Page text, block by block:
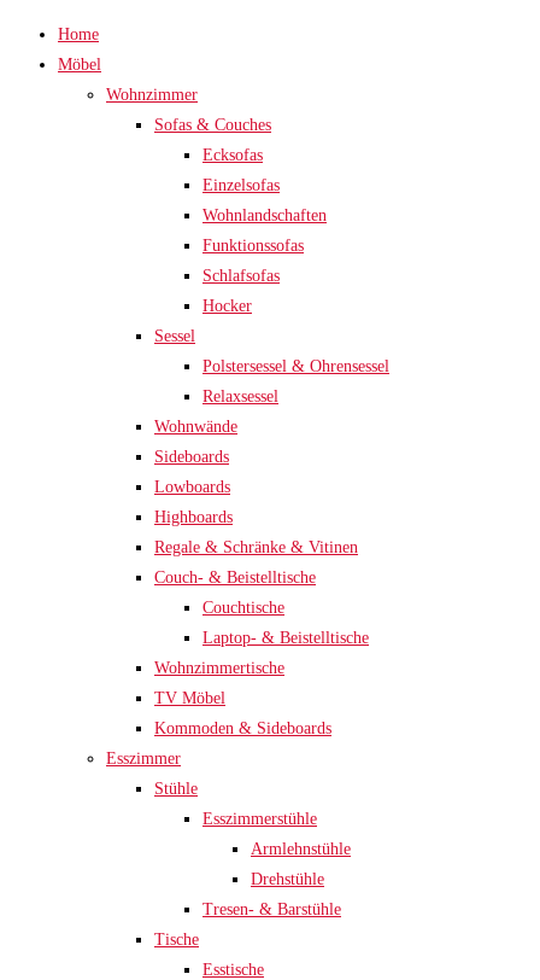
Home
Möbel
Wohnzimmer
Sofas & Couches
Ecksofas
Einzelsofas
Wohnlandschaften
Funktionssofas
Schlafsofas
Hocker
Sessel
Polstersessel & Ohrensessel
Relaxsessel
Wohnwände
Sideboards
Lowboards
Highboards
Regale & Schränke & Vitinen
Couch- & Beistelltische
Couchtische
Laptop- & Beistelltische
Wohnzimmertische
TV Möbel
Kommoden & Sideboards
Esszimmer
Stühle
Esszimmerstühle
Armlehnstühle
Drehstühle
Tresen- & Barstühle
Tische
Esstische